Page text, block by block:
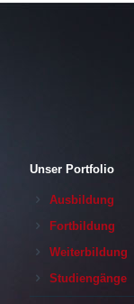
Unser Portfolio
Ausbildung
Fortbildung
Weiterbildung
Studiengänge